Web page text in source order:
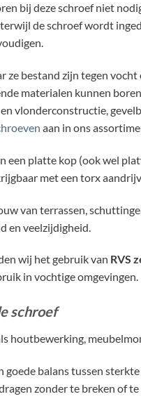
bij deze schroef niet
de schroef wordt
ze bestand zijn tegen
materialen kunnen
vlonderconstructie,
aan in ons
een platte kop (ook wel
met een torx
van terrassen,
en veelzijdigheid.
wij het gebruik van RVS
in vochtige omgevingen.
schroef
houtbewerking,
goede balans tussen
zonder te breken of te